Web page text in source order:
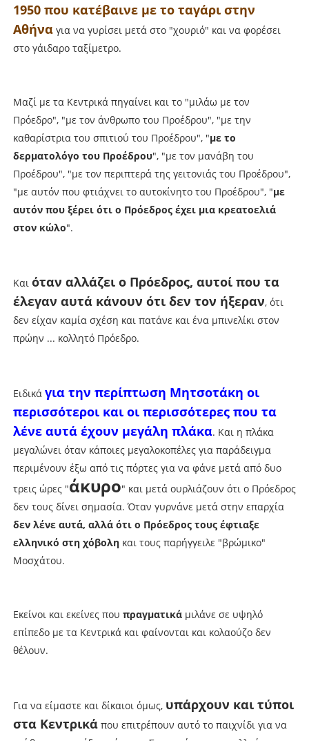
1950 που κατέβαινε με το ταγάρι στην
Αθήναγια να γυρίσει μετά στο "χουριό" και να φορέσει
στο γάιδαρο ταξίμετρο.
Μαζί με τα Κεντρικά πηγαίνει και το "μιλάω με τον
Πρόεδρο", "με τον άνθρωπο του Προέδρου", "με την
καθαρίστρια του σπιτιού του Προέδρου", "με το
δερματολόγο του Προέδρου", "με τον μανάβη του
Προέδρου", "με τον περιπτερά της γειτονιάς του Προέδρου",
"με αυτόν που φτιάχνει το αυτοκίνητο του Προέδρου", "με
αυτόν που ξέρει ότι ο Πρόεδρος έχει μια κρεατοελιά
στον κώλο".
Και όταν αλλάζει ο Πρόεδρος, αυτοί που τα
έλεγαν αυτά κάνουν ότι δεν τον ήξεραν, ότι
δεν είχαν καμία σχέση και πατάνε και ένα μπινελίκι στον
πρώην ... κολλητό Πρόεδρο.
Ειδικά για την περίπτωση Μητσοτάκη οι
περισσότεροι και οι περισσότερες που τα
λένε αυτά έχουν μεγάλη πλάκα. Και η πλάκα
μεγαλώνει όταν κάποιες μεγαλοκοπέλες για παράδειγμα
περιμένουν έξω από τις πόρτες για να φάνε μετά από δυο
τρεις ώρες "άκυρο" και μετά ουρλιάζουν ότι ο Πρόεδρος
δεν τους δίνει σημασία. Όταν γυρνάνε μετά στην επαρχία
δεν λένε αυτά, αλλά ότι ο Πρόεδρος τους έφτιαξε
ελληνικό στη χόβοληκαι τους παρήγγειλε "βρώμικο"
Μοσχάτου.
Εκείνοι και εκείνες που πραγματικά μιλάνε σε υψηλό
επίπεδο με τα Κεντρικά και φαίνονται και κολαούζο δεν
θέλουν.
Για να είμαστε και δίκαιοι όμως, υπάρχουν και τύποι
στα Κεντρικάπου επιτρέπουν αυτό το παιχνίδι για να